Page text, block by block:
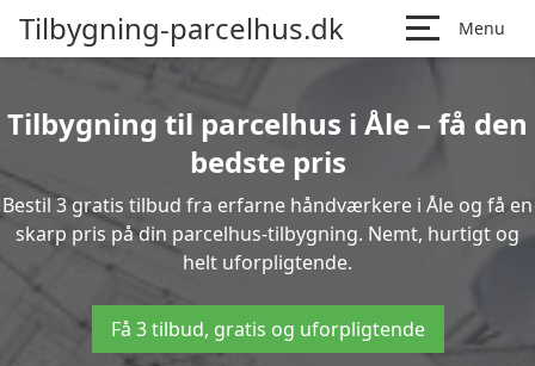
Tilbygning-parcelhus.dk Menu
Tilbygning til parcelhus i Åle – få den
bedste pris
Bestil 3 gratis tilbud fra erfarne håndværkere i Åle og få en
skarp pris på din parcelhus-tilbygning. Nemt, hurtigt og
helt uforpligtende.
Få 3 tilbud, gratis og uforpligtende